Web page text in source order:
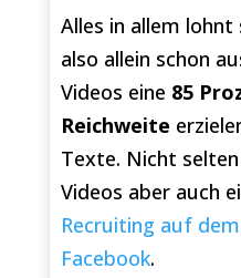
Alles in allem lohnt
also allein schon
Videos eine 85
Reichweite
Texte. Nicht
Videos aber auch
Recruiting auf
Facebook.